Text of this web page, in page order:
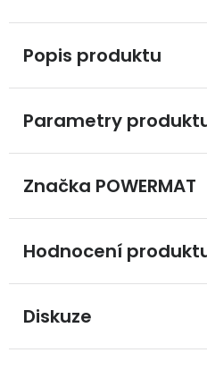
Popis produktu
Parametry
Značka POWERMAT
Hodnocení
Diskuze